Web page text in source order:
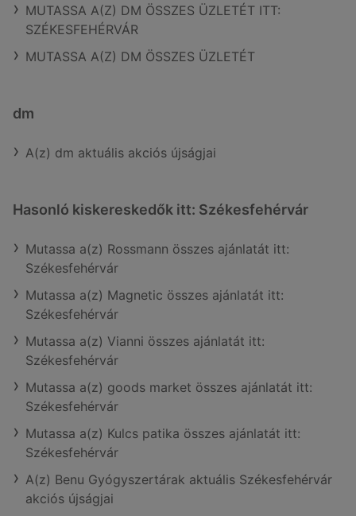
MUTASSA A(Z) DM ÖSSZES ÜZLETÉT ITT:
SZÉKESFEHÉRVÁR
MUTASSA A(Z) DM ÖSSZES ÜZLETÉT
dm
A(z) dm aktuális akciós újságjai
Hasonló kiskereskedők itt: Székesfehérvár
Mutassa a(z) Rossmann összes ajánlatát itt:
Székesfehérvár
Mutassa a(z) Magnetic összes ajánlatát itt:
Székesfehérvár
Mutassa a(z) Vianni összes ajánlatát itt:
Székesfehérvár
Mutassa a(z) goods market összes ajánlatát itt:
Székesfehérvár
Mutassa a(z) Kulcs patika összes ajánlatát itt:
Székesfehérvár
A(z) Benu Gyógyszertárak aktuális Székesfehérvár
akciós újságjai